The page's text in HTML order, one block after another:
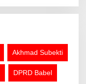
Akhmad Subekti
DPRD Babel